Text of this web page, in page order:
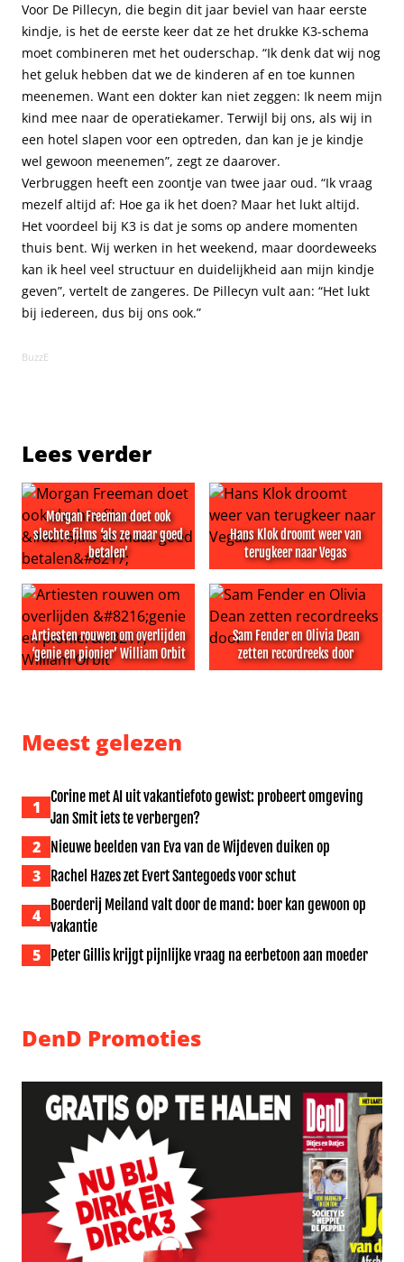
Voor De Pillecyn, die begin dit jaar beviel van haar eerste
kindje, is het de eerste keer dat ze het drukke K3-schema
moet combineren met het ouderschap. “Ik denk dat wij nog
het geluk hebben dat we de kinderen af en toe kunnen
meenemen. Want een dokter kan niet zeggen: Ik neem mijn
kind mee naar de operatiekamer. Terwijl bij ons, als wij in
een hotel slapen voor een optreden, dan kan je je kindje
wel gewoon meenemen”, zegt ze daarover.
Verbruggen heeft een zoontje van twee jaar oud. “Ik vraag
mezelf altijd af: Hoe ga ik het doen? Maar het lukt altijd.
Het voordeel bij K3 is dat je soms op andere momenten
thuis bent. Wij werken in het weekend, maar doordeweeks
kan ik heel veel structuur en duidelijkheid aan mijn kindje
geven”, vertelt de zangeres. De Pillecyn vult aan: “Het lukt
bij iedereen, dus bij ons ook.”
BuzzE
Lees verder
Morgan Freeman doet ook
slechte films ‘als ze maar goed
betalen’
Morgan Freeman doet ook slechte films ‘als ze maar
Hans Klok droomt weer van
terugkeer naar Vegas
Hans Klok droomt weer van
Artiesten rouwen om overlijden
‘genie en pionier’ William Orbit
Sam Fender en Olivia Dean
zetten recordreeks door
Meest gelezen
1
Corine met AI uit vakantiefoto gewist: probeert omgeving
Jan Smit iets te verbergen?
2 Nieuwe beelden van Eva van de Wijdeven duiken op
3 Rachel Hazes zet Evert Santegoeds voor schut
4
Boerderij Meiland valt door de mand: boer kan gewoon op
vakantie
5 Peter Gillis krijgt pijnlijke vraag na eerbetoon aan moeder
DenD Promoties